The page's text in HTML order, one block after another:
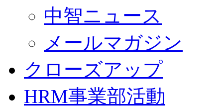
中智ニュース
メールマガジン
クローズアップ
HRM事業部活動